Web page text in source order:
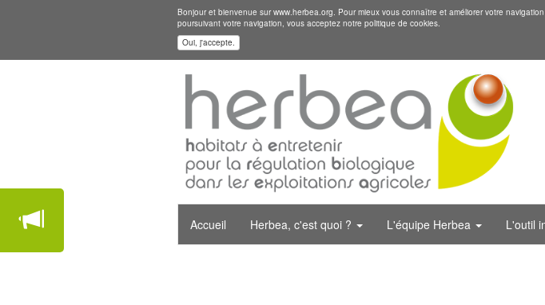
Bonjour et bienvenue sur www.herbea.org. Pour mieux vous connaître et améliorer votre
poursuivant votre navigation, vous acceptez notre politique de cookies.
Oui, j'accepte.
Accueil Herbea, c'est quoi ? L'équipe Herbea L'outil